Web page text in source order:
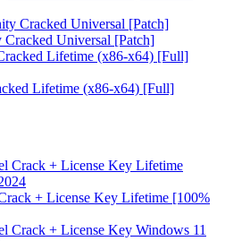
Universal [Patch]
Lifetime (x86-x64) [Full]
+ License Key Lifetime [100%